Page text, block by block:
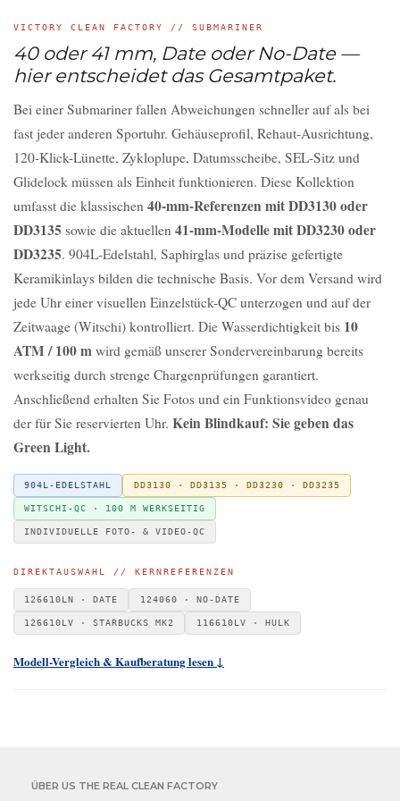
VICTORY CLEAN FACTORY // SUBMARINER
40 oder 41 mm, Date oder No-Date —
hier entscheidet das Gesamtpaket.
Bei einer Submariner fallen Abweichungen schneller auf als bei
fast jeder anderen Sportuhr. Gehäuseprofil, Rehaut-Ausrichtung,
120-Klick-Lünette, Zykloplupe, Datumsscheibe, SEL-Sitz und
Glidelock müssen als Einheit funktionieren. Diese Kollektion
umfasst die klassischen 40-mm-Referenzen mit DD3130 oder
DD3135 sowie die aktuellen 41-mm-Modelle mit DD3230 oder
DD3235. 904L-Edelstahl, Saphirglas und präzise gefertigte
Keramikinlays bilden die technische Basis. Vor dem Versand wird
jede Uhr einer visuellen Einzelstück-QC unterzogen und auf der
Zeitwaage (Witschi) kontrolliert. Die Wasserdichtigkeit bis 10
ATM / 100 m wird gemäß unserer Sondervereinbarung bereits
werkseitig durch strenge Chargenprüfungen garantiert.
Anschließend erhalten Sie Fotos und ein Funktionsvideo genau
der für Sie reservierten Uhr. Kein Blindkauf: Sie geben das
Green Light.
904L-EDELSTAHL DD3130 · DD3135 · DD3230 · DD3235
WITSCHI-QC · 100 M WERKSEITIG
INDIVIDUELLE FOTO- & VIDEO-QC
DIREKTAUSWAHL // KERNREFERENZEN
126610LN · DATE 124060 · NO-DATE
126610LV · STARBUCKS MK2 116610LV · HULK
Modell-Vergleich & Kaufberatung lesen ↓
ÜBER US THE REAL CLEAN FACTORY